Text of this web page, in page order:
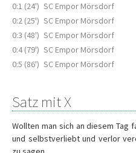
0:1 (24') SC Empor Mörsdorf
0:2 (25') SC Empor Mörsdorf
0:3 (48') SC Empor Mörsdorf
0:4 (79') SC Empor Mörsdorf
0:5 (86') SC Empor Mörsdorf
Satz mit X
Wollten man sich an diesem Tag
und selbstverliebt und verlor